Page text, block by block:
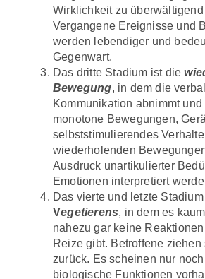
Wirklichkeit zu überwältigend
Vergangene Ereignisse und
werden lebendiger und
Gegenwart.
Das dritte Stadium ist die
Bewegung, in dem die
Kommunikation abnimmt
monotone Bewegungen,
selbststimulierendes
wiederholenden
Ausdruck unartikulierter
Emotionen interpretiert
Das vierte und letzte
Vegetierens, in dem es
nahezu gar keine
Reize gibt. Betroffene
zurück. Es scheinen nur
biologische Funktionen